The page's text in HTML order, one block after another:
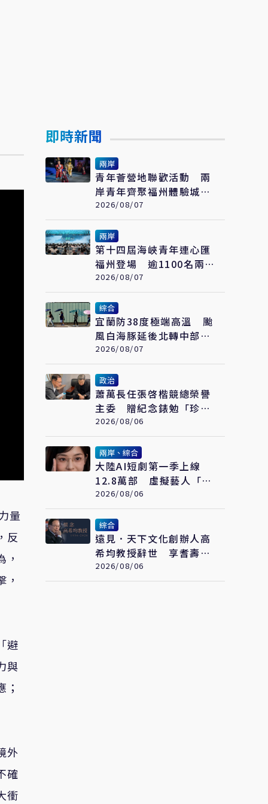
量
反
避
與
外
確
衝
即時新聞
兩岸
青年薈營地聯歡活動 兩
岸青年齊聚福州體驗城市
文化
2026/08/07
兩岸
第十四屆海峽青年連心匯
福州登場 逾1100名兩岸
青年參與交流
2026/08/07
綜合
宜蘭防38度極端高溫 颱
風白海豚延後北轉中部以
北父親節防豪大雨
2026/08/07
政治
蕭萬長任張啓楷競總榮譽
主委 贈紀念錶勉「珍惜
時間、認真打拚」
2026/08/06
兩岸、綜合
大陸AI短劇第一季上線
12.8萬部 虛擬藝人「方
桃子」接拍美瞳廣告
2026/08/06
綜合
遠見．天下文化創辦人高
希均教授辭世 享耆壽90
歲
2026/08/06